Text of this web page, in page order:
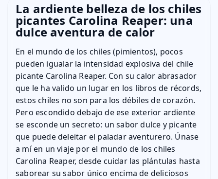
La ardiente belleza de los chiles
picantes Carolina Reaper: una
dulce aventura de calor
En el mundo de los chiles (pimientos), pocos
pueden igualar la intensidad explosiva del chile
picante Carolina Reaper. Con su calor abrasador
que le ha valido un lugar en los libros de récords,
estos chiles no son para los débiles de corazón.
Pero escondido debajo de ese exterior ardiente
se esconde un secreto: un sabor dulce y picante
que puede deleitar el paladar aventurero. Únase
a mí en un viaje por el mundo de los chiles
Carolina Reaper, desde cuidar las plántulas hasta
saborear su sabor único encima de deliciosos